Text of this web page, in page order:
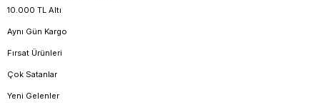
10.000 TL Altı
Aynı Gün Kargo
Fırsat Ürünleri
Çok Satanlar
Yeni Gelenler